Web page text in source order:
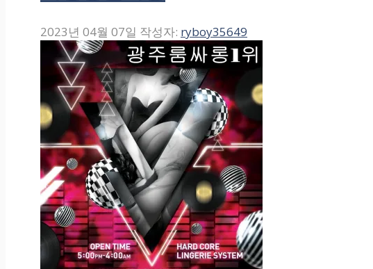
2023년 04월 07일 작성자: ryboy35649